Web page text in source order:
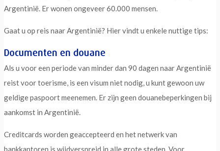
Argentinië. Er wonen ongeveer 60.000 mensen.
Gaat u op reis naar Argentinië? Hier vindt u enkele nuttige tips:
Documenten en douane
Als u voor een periode van minder dan 90 dagen naar Argentinië
reist voor toerisme, is een visum niet nodig, u kunt gewoon uw
geldige paspoort meenemen. Er zijn geen douanebeperkingen bij
aankomst in Argentinië.
Creditcards worden geaccepteerd en het netwerk van
bankkantoren is wijdverspreid in alle grote steden. Voor